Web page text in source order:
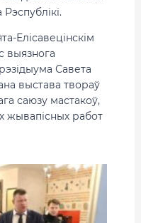
Елісавецінскім
выязнога
Савета
выстава твораў
саюзу мастакоў,
жывапісных работ